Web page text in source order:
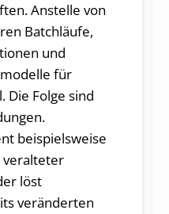
Anstelle von
Batchläufe,
und
für
Die Folge sind
beispielsweise
veralteter
löst
veränderten